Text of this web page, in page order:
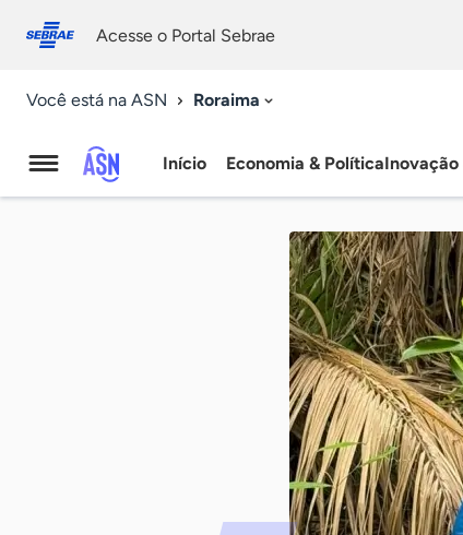
conosco
Acesse o Portal Sebrae
Você está na ASN Roraima
Agência
Início Economia & PolíticaInovação